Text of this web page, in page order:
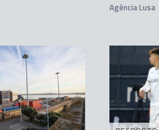
Agência Lusa